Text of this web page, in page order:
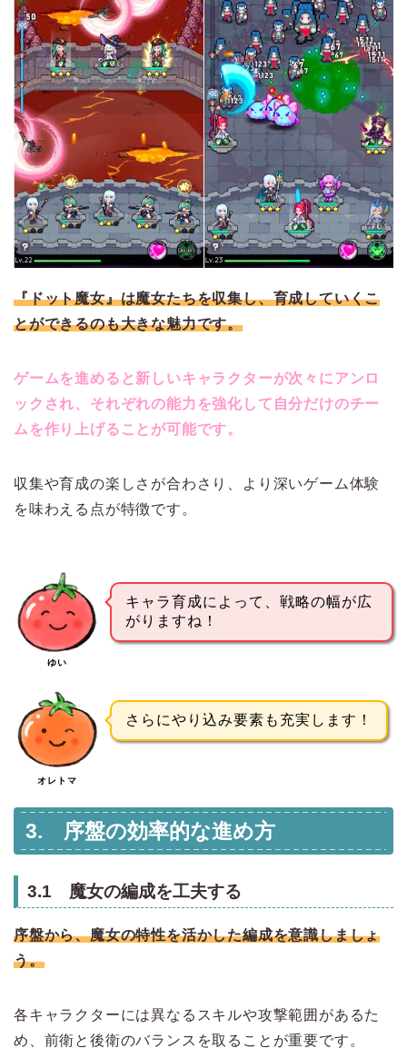
『ドット魔女』は魔女たちを収集し、育成していくこ
とができるのも大きな魅力です。
ゲームを進めると新しいキャラクターが次々にアンロ
ックされ、それぞれの能力を強化して自分だけのチー
ムを作り上げることが可能です。
収集や育成の楽しさが合わさり、より深いゲーム体験
を味わえる点が特徴です。
ゆい
キャラ育成によって、戦略の幅が広
がりますね！
オレトマ
さらにやり込み要素も充実します！
3. 序盤の効率的な進め方
3.1 魔女の編成を工夫する
序盤から、魔女の特性を活かした編成を意識しましょ
う。
各キャラクターには異なるスキルや攻撃範囲があるた
め、前衛と後衛のバランスを取ることが重要です。